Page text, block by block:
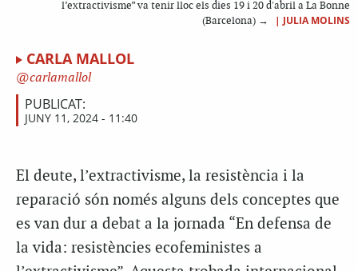
l’extractivisme” va tenir lloc els dies 19 i 20 d'abril a La Bonne
(Barcelona) →
| JULIA MOLINS
CARLA MALLOL
carlamallol
PUBLICAT:
JUNY 11, 2024 - 11:40
El deute, l’extractivisme, la resistència i la
reparació són només alguns dels conceptes que
es van dur a debat a la jornada “En defensa de
la vida: resistències ecofeministes a